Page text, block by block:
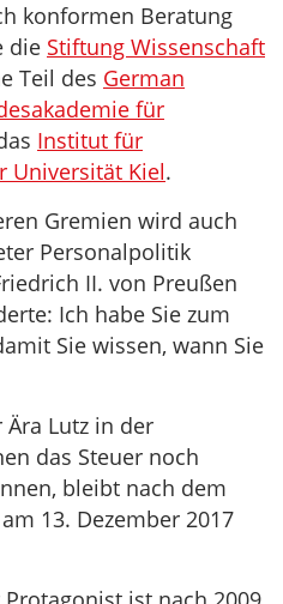
konformen Beratung
die Stiftung Wissenschaft
Teil des German
für
Institut für
Universität Kiel.
Gremien wird auch
Personalpolitik
II. von Preußen
Ich habe Sie zum
Sie wissen, wann Sie
Lutz in der
das Steuer noch
bleibt nach dem
am 13. Dezember 2017